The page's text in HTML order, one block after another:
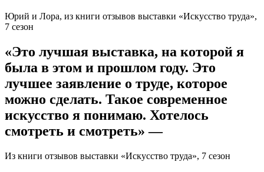
Юрий и Лора, из книги отзывов выставки «Искусство труда»,
7 сезон
«Это лучшая выставка, на которой я
была в этом и прошлом году. Это
лучшее заявление о труде, которое
можно сделать. Такое современное
искусство я понимаю. Хотелось
смотреть и смотреть» —
Из книги отзывов выставки «Искусство труда», 7 сезон